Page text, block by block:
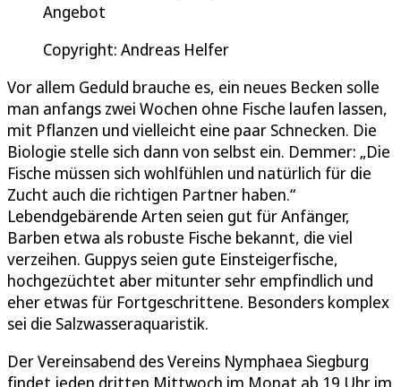
Angebot
Copyright: Andreas Helfer
Vor allem Geduld brauche es, ein neues Becken solle
man anfangs zwei Wochen ohne Fische laufen lassen,
mit Pflanzen und vielleicht eine paar Schnecken. Die
Biologie stelle sich dann von selbst ein. Demmer: „Die
Fische müssen sich wohlfühlen und natürlich für die
Zucht auch die richtigen Partner haben.“
Lebendgebärende Arten seien gut für Anfänger,
Barben etwa als robuste Fische bekannt, die viel
verzeihen. Guppys seien gute Einsteigerfische,
hochgezüchtet aber mitunter sehr empfindlich und
eher etwas für Fortgeschrittene. Besonders komplex
sei die Salzwasseraquaristik.
Der Vereinsabend des Vereins Nymphaea Siegburg
findet jeden dritten Mittwoch im Monat ab 19 Uhr im